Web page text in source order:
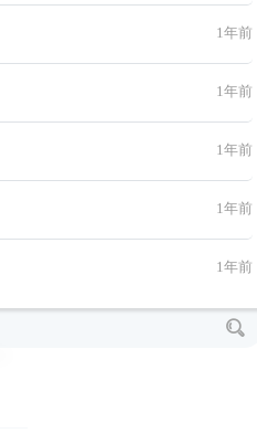
1年前
1年前
1年前
1年前
1年前